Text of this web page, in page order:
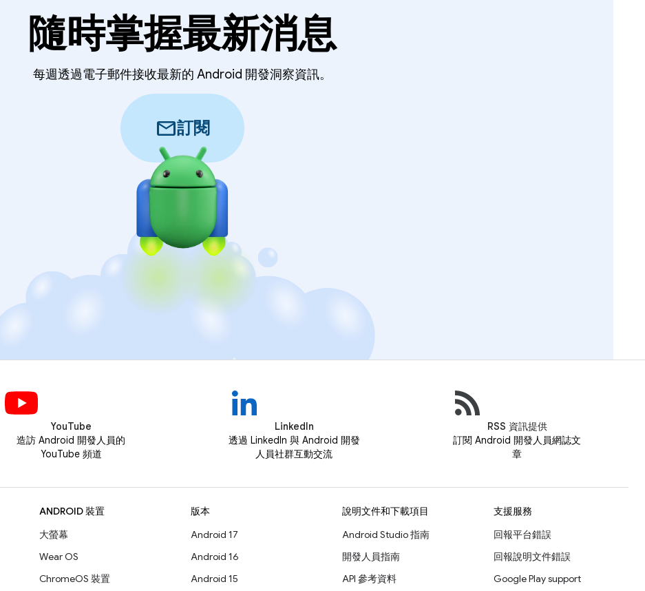
隨時掌握最新消息
每週透過電子郵件接收最新的 Android 開發洞察資訊。
mail訂閱
YouTube
造訪 Android 開發人員的
YouTube 頻道
LinkedIn
透過 LinkedIn 與 Android 開發
人員社群互動交流
RSS 資訊提供
訂閱 Android 開發人員網誌文
章
ANDROID 裝置
大螢幕
Wear OS
ChromeOS 裝置
版本
Android 17
Android 16
Android 15
說明文件和下載項目
Android Studio 指南
開發人員指南
API 參考資料
支援服務
回報平台錯誤
回報說明文件錯誤
Google Play support